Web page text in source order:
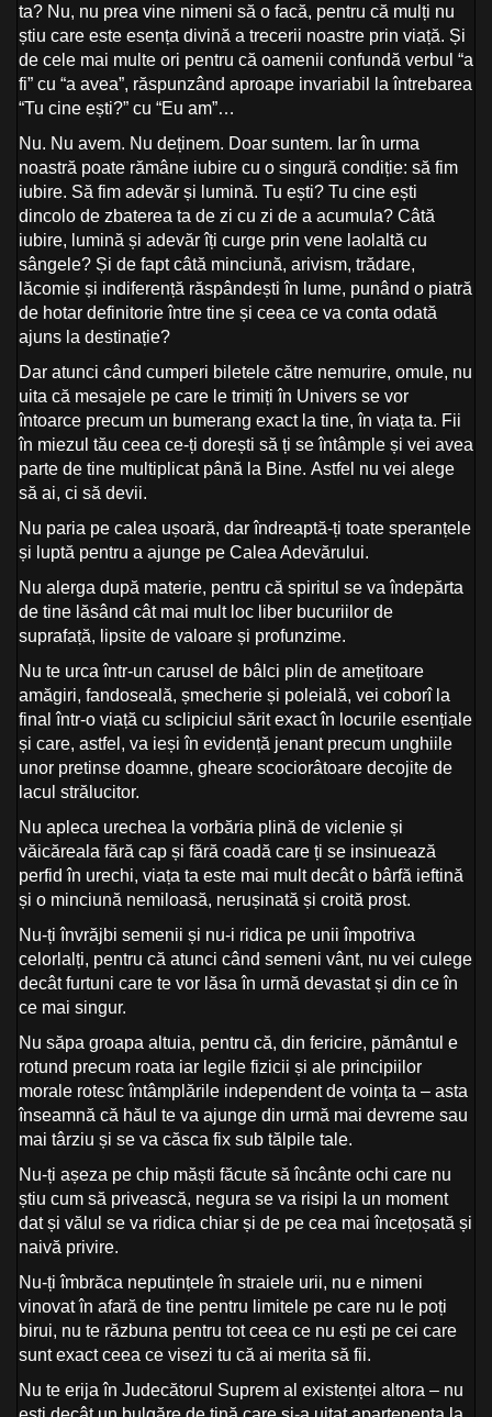
ta? Nu, nu prea vine nimeni să o facă, pentru că mulți nu
știu care este esența divină a trecerii noastre prin viață. Și
de cele mai multe ori pentru că oamenii confundă verbul “a
fi” cu “a avea”, răspunzând aproape invariabil la întrebarea
“Tu cine ești?” cu “Eu am”…
Nu. Nu avem. Nu deținem. Doar suntem. Iar în urma
noastră poate rămâne iubire cu o singură condiție: să fim
iubire. Să fim adevăr și lumină. Tu ești? Tu cine ești
dincolo de zbaterea ta de zi cu zi de a acumula? Câtă
iubire, lumină și adevăr îți curge prin vene laolaltă cu
sângele? Și de fapt câtă minciună, arivism, trădare,
lăcomie și indiferență răspândești în lume, punând o piatră
de hotar definitorie între tine și ceea ce va conta odată
ajuns la destinație?
Dar atunci când cumperi biletele către nemurire, omule, nu
uita că mesajele pe care le trimiți în Univers se vor
întoarce precum un bumerang exact la tine, în viața ta. Fii
în miezul tău ceea ce-ți dorești să ți se întâmple și vei avea
parte de tine multiplicat până la Bine. Astfel nu vei alege
să ai, ci să devii.
Nu paria pe calea ușoară, dar îndreaptă-ți toate speranțele
și luptă pentru a ajunge pe Calea Adevărului.
Nu alerga după materie, pentru că spiritul se va îndepărta
de tine lăsând cât mai mult loc liber bucuriilor de
suprafață, lipsite de valoare și profunzime.
Nu te urca într-un carusel de bâlci plin de amețitoare
amăgiri, fandoseală, șmecherie și poleială, vei coborî la
final într-o viață cu sclipiciul sărit exact în locurile esențiale
și care, astfel, va ieși în evidență jenant precum unghiile
unor pretinse doamne, gheare scociorâtoare decojite de
lacul strălucitor.
Nu apleca urechea la vorbăria plină de viclenie și
văicăreala fără cap și fără coadă care ți se insinuează
perfid în urechi, viața ta este mai mult decât o bârfă ieftină
și o minciună nemiloasă, nerușinată și croită prost.
Nu-ți învrăjbi semenii și nu-i ridica pe unii împotriva
celorlalți, pentru că atunci când semeni vânt, nu vei culege
decât furtuni care te vor lăsa în urmă devastat și din ce în
ce mai singur.
Nu săpa groapa altuia, pentru că, din fericire, pământul e
rotund precum roata iar legile fizicii și ale principiilor
morale rotesc întâmplările independent de voința ta – asta
înseamnă că hăul te va ajunge din urmă mai devreme sau
mai târziu și se va căsca fix sub tălpile tale.
Nu-ți așeza pe chip măști făcute să încânte ochi care nu
știu cum să privească, negura se va risipi la un moment
dat și vălul se va ridica chiar și de pe cea mai încețoșată și
naivă privire.
Nu-ți îmbrăca neputințele în straiele urii, nu e nimeni
vinovat în afară de tine pentru limitele pe care nu le poți
birui, nu te răzbuna pentru tot ceea ce nu ești pe cei care
sunt exact ceea ce visezi tu că ai merita să fii.
Nu te erija în Judecătorul Suprem al existenței altora – nu